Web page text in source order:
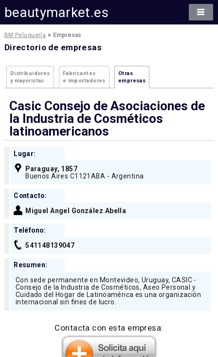
beautymarket.es
BM Peluquería > Empresas
Directorio de empresas
Distribuidores
y mayoristas
Fabricantes
e importadores
Otras
empresas
Casic Consejo de Asociaciones de
la Industria de Cosméticos
latinoamericanos
Lugar:
Paraguay, 1857
Buenos Aires C1121ABA - Argentina
Contacto:
Miguel Angel González Abella
Teléfono:
541148139047
Resumen:
Con sede permanente en Montevideo, Uruguay, CASIC -
Consejo de la Industria de Cosméticos, Aseo Personal y
Cuidado del Hogar de Latinoamérica es una organización
internacional sin fines de lucro.
Contacta con esta empresa: